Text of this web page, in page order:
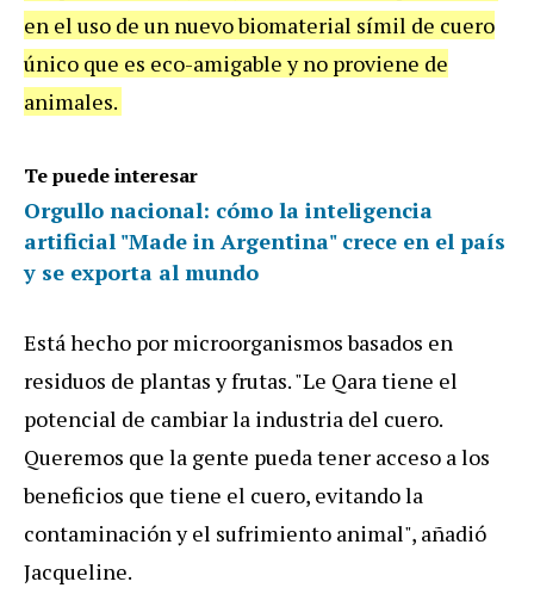
en el uso de un nuevo biomaterial símil de cuero
único que es eco-amigable y no proviene de
animales.
Te puede interesar
Orgullo nacional: cómo la inteligencia
artificial "Made in Argentina" crece en el país
y se exporta al mundo
Está hecho por microorganismos basados en
residuos de plantas y frutas. "Le Qara tiene el
potencial de cambiar la industria del cuero.
Queremos que la gente pueda tener acceso a los
beneficios que tiene el cuero, evitando la
contaminación y el sufrimiento animal", añadió
Jacqueline.